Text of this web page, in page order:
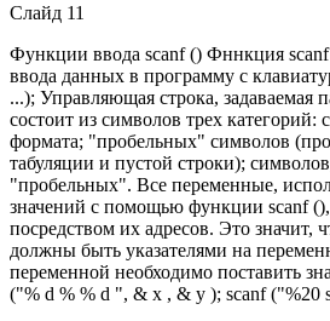
Слайд 11
Функции ввода scanf () Фннкция scanf
ввода данных в программу с
...); Управляющая строка, задаваемая
состоит из символов трех категорий:
формата; "пробельных" символов
табуляции и пустой строки);
"пробельных". Все переменные,
значений с помощью функции scanf
посредством их адресов. Это значит,
должны быть указателями на
переменной необходимо поставить
("% d % % d ", & x , & y ); scanf ("%20